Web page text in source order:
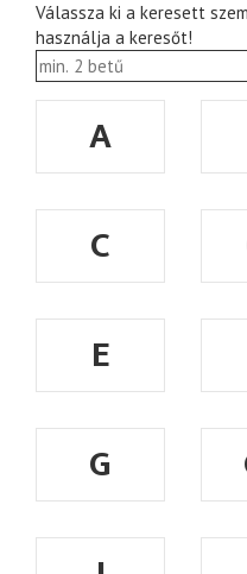
Válassza ki a keresett
használja a keresőt!
A
C
E
G